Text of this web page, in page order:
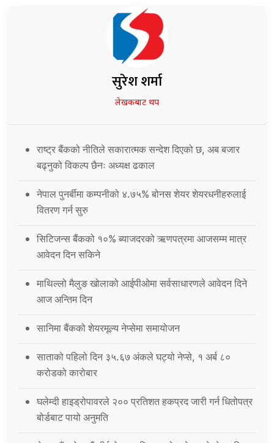
सुरेश शर्मा
लेखकबाट थप
राष्ट्र बैंकको नीतिले सकारात्मक सन्देश दिएको छ, अब बजार
बढ्नुको विकल्प छैनः अध्यक्ष ढकाल
नेपाल पुनर्बीमा कम्पनीको ४.७५% बोनस शेयर शेयरधनीहरुलाई
वितरण गर्न सुरु
सिटिजन्स बैंकको १०% ब्याजदरको ऋणपत्रमा आजसम्म मात्र
आवेदन दिन सकिने
माथिल्लो मैलुङ खोलाको आईपीओमा सर्वसाधारणले आवेदन दिने
आज अन्तिम दिन
सानिमा बैंकको शेयरमूल्य नेप्सेमा समायोजन
साताको पहिलो दिन ३५.६७ अंकले घट्यो नेप्से, १ अर्ब ८०
करोडको कारोबार
घलेम्दी हाइड्रोपावरले २०० प्रतिशत हकप्रद जारी गर्न धितोपत्र
बोर्डबाट पायो अनुमति